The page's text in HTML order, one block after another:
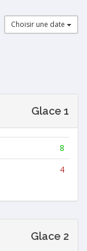
Choisir une date
Glace 1
8
4
Glace 2